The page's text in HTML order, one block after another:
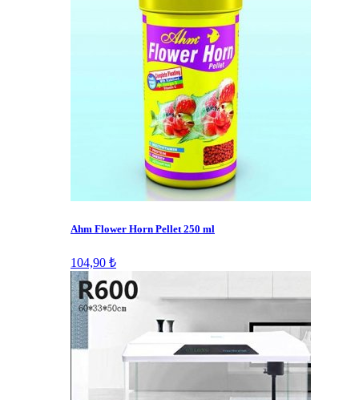
Ahm Flower Horn Pellet 250 ml
104,90 ₺